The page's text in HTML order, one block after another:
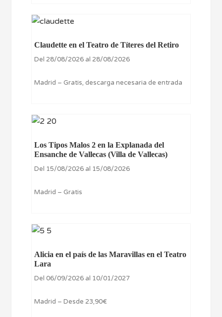
Claudette en el Teatro de Títeres del Retiro
Del 28/08/2026 al 28/08/2026
Madrid – Gratis, descarga necesaria de entrada
Los Tipos Malos 2 en la Explanada del
Ensanche de Vallecas (Villa de Vallecas)
Del 15/08/2026 al 15/08/2026
Madrid – Gratis
Alicia en el país de las Maravillas en el Teatro
Lara
Del 06/09/2026 al 10/01/2027
Madrid – Desde 23,90€